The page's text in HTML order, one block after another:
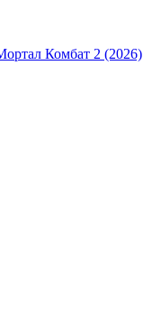
Комбат 2 (2026)